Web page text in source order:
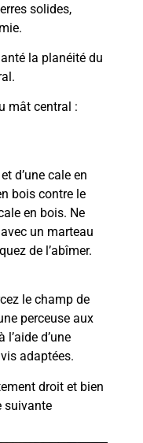
solides,
la planéité du
mât central :
d’une cale en
bois contre le
en bois. Ne
un marteau
de l’abîmer.
le champ de
perceuse aux
d’une
adaptées.
droit et bien
suivante